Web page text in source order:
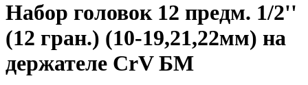
Набор головок 12 предм. 1/2''
(12 гран.) (10-19,21,22мм) на
держателе CrV БМ